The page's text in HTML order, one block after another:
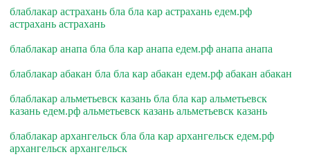
блаблакар астрахань бла бла кар астрахань едем.рф
астрахань астрахань
блаблакар анапа бла бла кар анапа едем.рф анапа анапа
блаблакар абакан бла бла кар абакан едем.рф абакан абакан
блаблакар альметьевск казань бла бла кар альметьевск
казань едем.рф альметьевск казань альметьевск казань
блаблакар архангельск бла бла кар архангельск едем.рф
архангельск архангельск